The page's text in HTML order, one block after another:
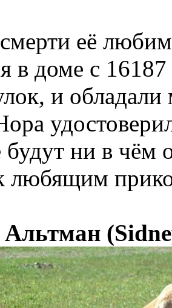
её
в доме с
и
будут ни в чём
любящим